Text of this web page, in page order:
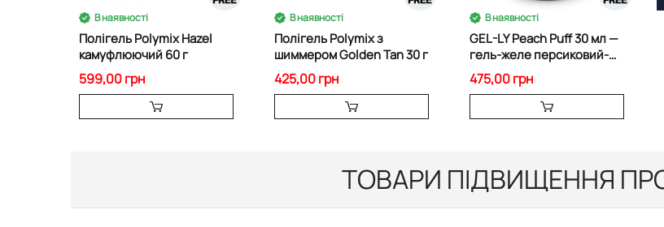
В наявності
Полігель Polymix Hazel
камуфлюючий 60 г
599,00 грн
В наявності
Полігель Polymix з
шиммером Golden Tan 30 г
425,00 грн
В наявності
GEL-LY Peach Puff 30 мл —
гель-желе персиковий-
нюд
475,00 грн
ТОВАРИ ПІДВИЩЕННЯ